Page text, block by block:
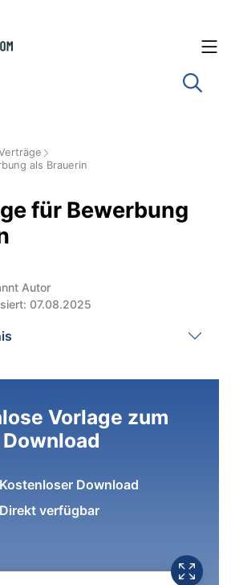
als Brauerin
für Bewerbung
Autor
07.08.2025
Vorlage zum
Download
Kostenloser Download
Direkt verfügbar